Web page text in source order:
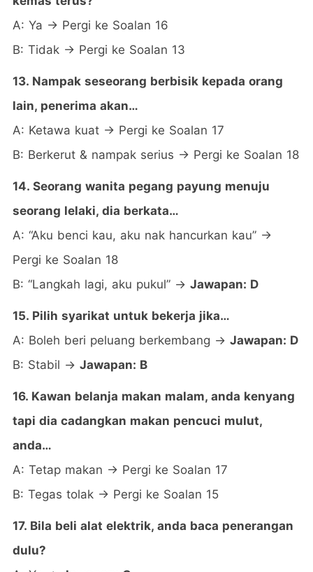
A: Ya → Pergi ke Soalan 16
B: Tidak → Pergi ke Soalan 13
13. Nampak seseorang berbisik kepada orang
lain, penerima akan…
A: Ketawa kuat → Pergi ke Soalan 17
B: Berkerut & nampak serius → Pergi ke Soalan 18
14. Seorang wanita pegang payung menuju
seorang lelaki, dia berkata…
A: “Aku benci kau, aku nak hancurkan kau” →
Pergi ke Soalan 18
B: “Langkah lagi, aku pukul” → Jawapan: D
15. Pilih syarikat untuk bekerja jika…
A: Boleh beri peluang berkembang → Jawapan: D
B: Stabil → Jawapan: B
16. Kawan belanja makan malam, anda kenyang
tapi dia cadangkan makan pencuci mulut,
anda…
A: Tetap makan → Pergi ke Soalan 17
B: Tegas tolak → Pergi ke Soalan 15
17. Bila beli alat elektrik, anda baca penerangan
dulu?